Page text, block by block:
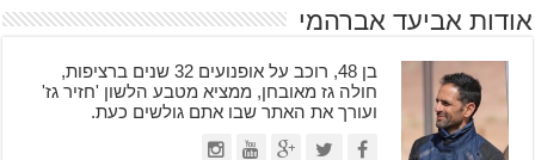
אודות אביעד אברהמי
בן 48, רוכב על אופנועים 32 שנים ברציפות,
חולה גז מאובחן, ממציא מטבע הלשון 'חזיר גז'
ועורך את האתר שבו אתם גולשים כעת.